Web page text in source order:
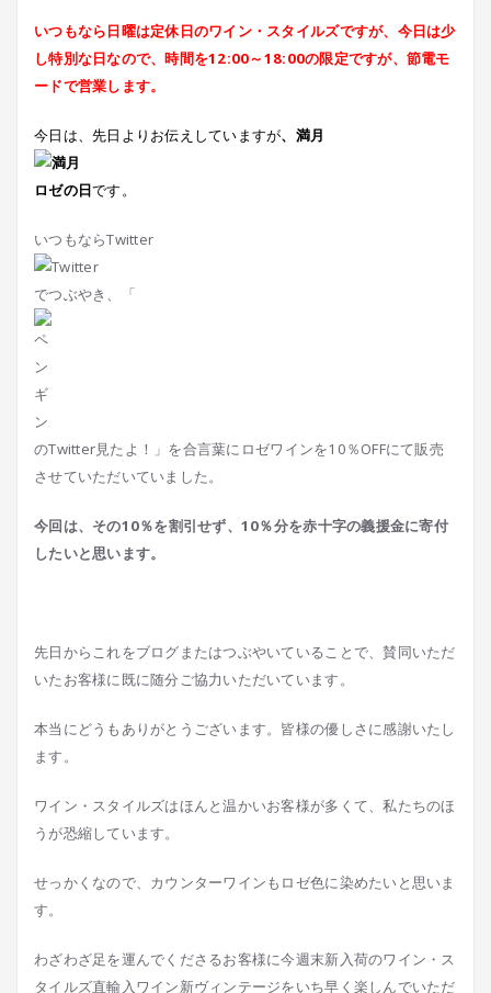
いつもなら日曜は定休日のワイン・スタイルズですが、今日は少
し特別な日なので、時間を12:00～18:00の限定ですが、節電モ
ードで営業します。
今日は、先日よりお伝えしていますが、満月
ロゼの日です。
いつもならTwitter
でつぶやき、「
のTwitter見たよ！」を合言葉にロゼワインを10％OFFにて販売
させていただいていました。
今回は、その10％を割引せず、10％分を赤十字の義援金に寄付
したいと思います。
先日からこれをブログまたはつぶやいていることで、賛同いただ
いたお客様に既に随分ご協力いただいています。
本当にどうもありがとうございます。皆様の優しさに感謝いたし
ます。
ワイン・スタイルズはほんと温かいお客様が多くて、私たちのほ
うが恐縮しています。
せっかくなので、カウンターワインもロゼ色に染めたいと思いま
す。
わざわざ足を運んでくださるお客様に今週末新入荷のワイン・ス
タイルズ直輸入ワイン新ヴィンテージをいち早く楽しんでいただ